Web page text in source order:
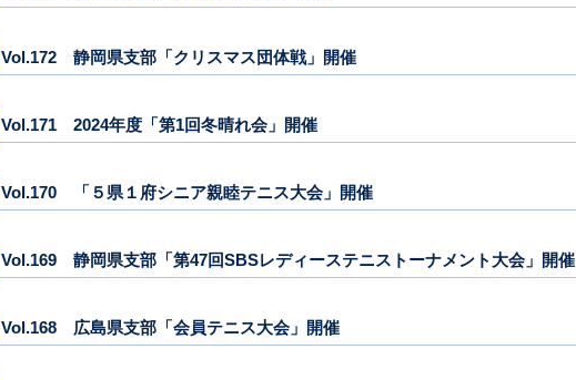
Vol.172 静岡県支部「クリスマス団体戦」開催
Vol.171 2024年度「第1回冬晴れ会」開催
Vol.170 「５県１府シニア親睦テニス大会」開催
Vol.169 静岡県支部「第47回SBSレディーステニストーナメント大会」開催
Vol.168 広島県支部「会員テニス大会」開催